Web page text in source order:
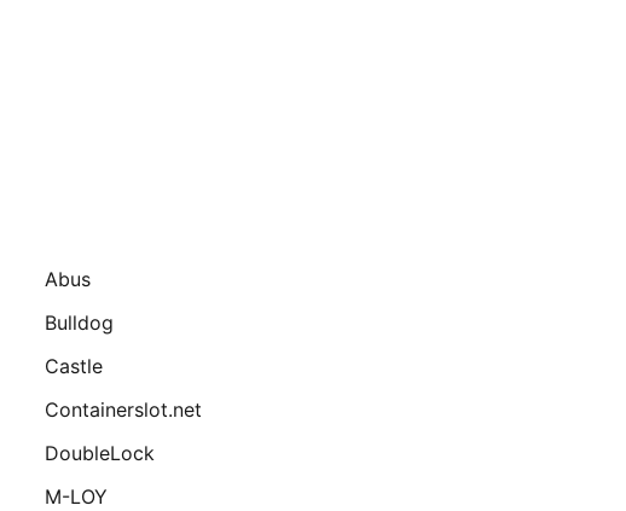
Abus
Bulldog
Castle
Containerslot.net
DoubleLock
M-LOY